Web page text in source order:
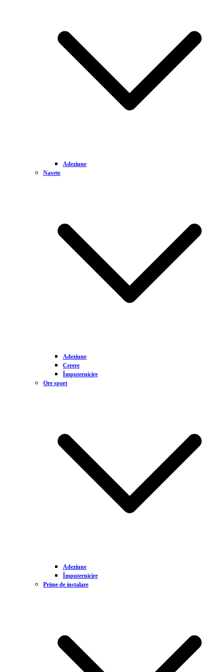
Adeziune
Navete
Adeziune
Cerere
Împuternicire
Ore sport
Adeziune
Împuternicire
Prime de instalare